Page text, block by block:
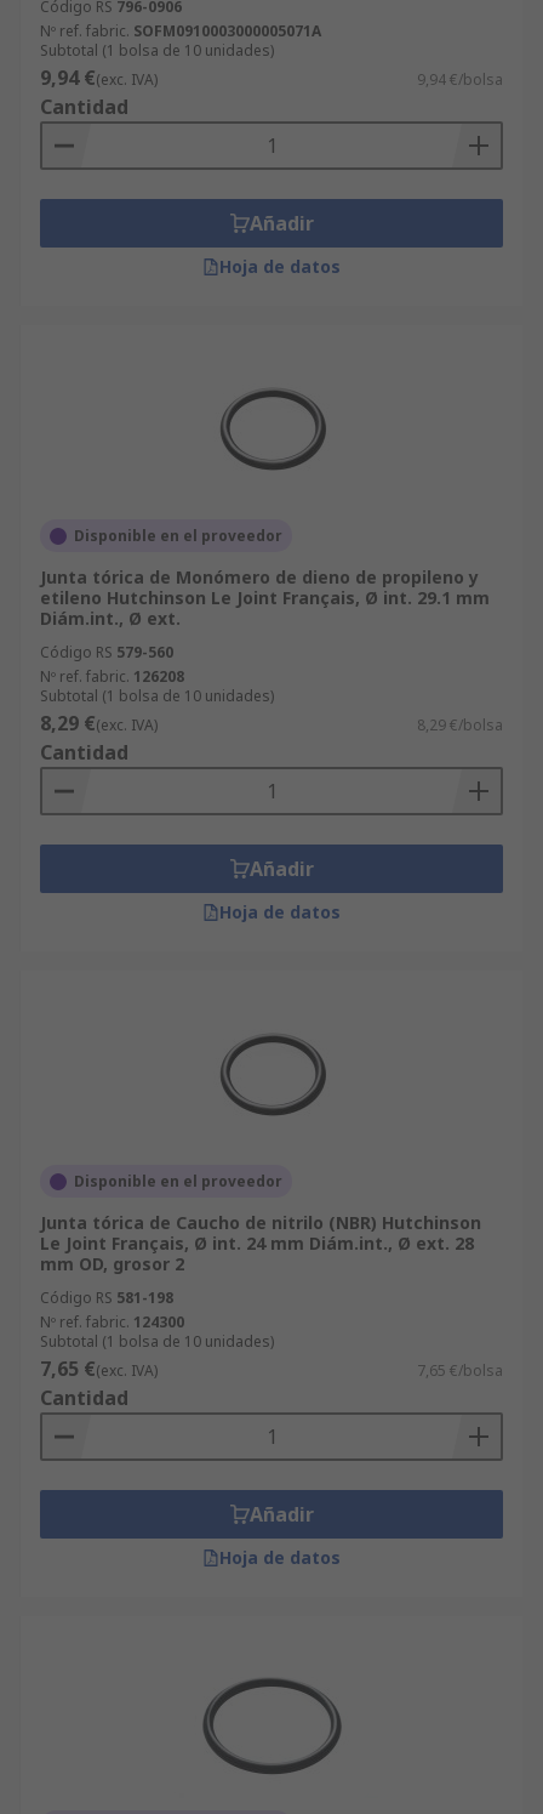
Código RS 796-0906
Nº ref. fabric. SOFM0910003000005071A
Subtotal (1 bolsa de 10 unidades)
9,94 €(exc. IVA) 9,94 €/bolsa
Cantidad
Añadir
Hoja de datos
Disponible en el proveedor
Junta tórica de Monómero de dieno de propileno y
etileno Hutchinson Le Joint Français, Ø int. 29.1 mm
Diám.int., Ø ext.
Código RS 579-560
Nº ref. fabric. 126208
Subtotal (1 bolsa de 10 unidades)
8,29 €(exc. IVA) 8,29 €/bolsa
Cantidad
Añadir
Hoja de datos
Disponible en el proveedor
Junta tórica de Caucho de nitrilo (NBR) Hutchinson
Le Joint Français, Ø int. 24 mm Diám.int., Ø ext. 28
mm OD, grosor 2
Código RS 581-198
Nº ref. fabric. 124300
Subtotal (1 bolsa de 10 unidades)
7,65 €(exc. IVA) 7,65 €/bolsa
Cantidad
Añadir
Hoja de datos